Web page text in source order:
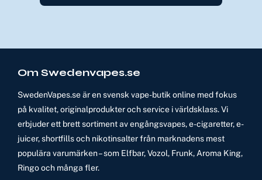
Om Swedenvapes.se
SwedenVapes.se är en svensk vape-butik online med fokus
på kvalitet, originalprodukter och service i världsklass. Vi
erbjuder ett brett sortiment av engångsvapes, e-cigaretter, e-
juicer, shortfills och nikotinsalter från marknadens mest
populära varumärken – som Elfbar, Vozol, Frunk, Aroma King,
Ringo och många fler.